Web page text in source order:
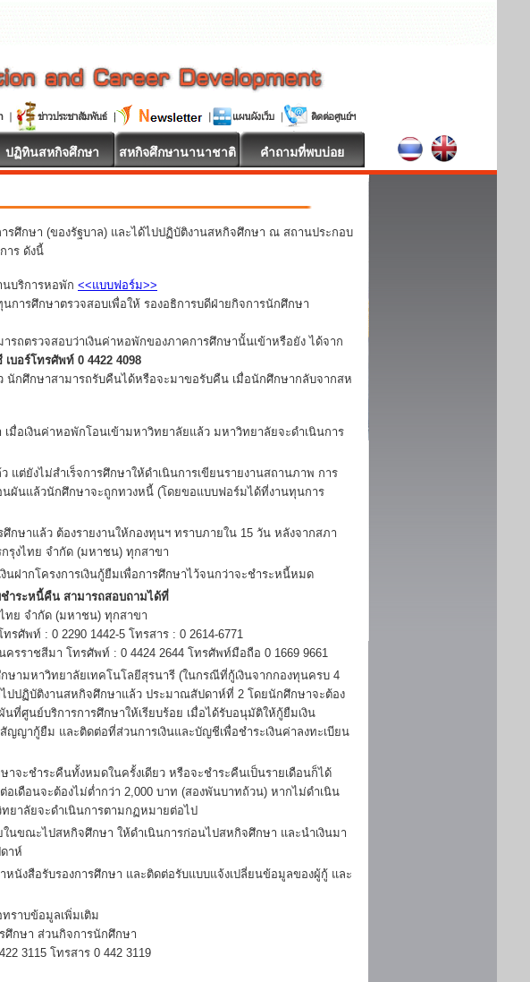
ปฏิทินสหกิจศึกษา สหกิจศึกษานานาชาติ คำถามที่พบบ่อย
ษา (ของรัฐบาล) และได้ไปปฏิบัติงานสหกิจศึกษา ณ สถานประกอบ
าร ดังนี้
บริการหอพัก <<แบบฟอร์ม>>
การศึกษาตรวจสอบเพื่อให้ รองอธิการบดีฝ่ายกิจการนักศึกษา
ถตรวจสอบว่าเงินค่าหอพักของภาคการศึกษานั้นเข้าหรือยัง ได้จาก
บอร์โทรศัพท์ 0 4422 4098
นักศึกษาสามารถรับคืนได้หรือจะมาขอรับคืน เมื่อนักศึกษากลับจากสห
งินค่าหอพักโอนเข้ามหาวิทยาลัยแล้ว มหาวิทยาลัยจะดำเนินการ
ไม่สำเร็จการศึกษาให้ดำเนินการเขียนรายงานสถานภาพ การ
ผันแล้วนักศึกษาจะถูกทวงหนี้ (โดยขอแบบฟอร์มได้ที่งานทุนการ
แล้ว ต้องรายงานให้กองทุนฯ ทราบภายใน 15 วัน หลังจากสภา
รุงไทย จำกัด (มหาชน) ทุกสาขา
โครงการเงินกู้ยืมเพื่อการศึกษาไว้จนกว่าจะชำระหนี้หมด
ชำระหนี้คืน สามารถสอบถามได้ที่
ทย จำกัด (มหาชน) ทุกสาขา
รศัพท์ : 0 2290 1442-5 โทรสาร : 0 2614-6771
รราชสีมา โทรศัพท์ : 0 4424 2644 โทรศัพท์มือถือ 0 1669 9661
หาวิทยาลัยเทคโนโลยีสุรนารี (ในกรณีที่กู้เงินจากกองทุนครบ 4
ปปฏิบัติงานสหกิจศึกษาแล้ว ประมาณสัปดาห์ที่ 2 โดยนักศึกษาจะต้อง
ที่ศูนย์บริการการศึกษาให้เรียบร้อย เมื่อได้รับอนุมัติให้กู้ยืมเงิน
ญากู้ยืม และติดต่อที่ส่วนการเงินและบัญชีเพื่อชำระเงินค่าลงทะเบียน
ำระคืนทั้งหมดในครั้งเดียว หรือจะชำระคืนเป็นรายเดือนก็ได้
เดือนจะต้องไม่ต่ำกว่า 2,000 บาท (สองพันบาทถ้วน) หากไม่ดำเนิน
ยาลัยจะดำเนินการตามกฏหมายต่อไป
ะไปสหกิจศึกษา ให้ดำเนินการก่อนไปสหกิจศึกษา และนำเงินมา
าห์
อรับรองการศึกษา และติดต่อรับแบบแจ้งเปลี่ยนข้อมูลของผู้กู้ และ
ราบข้อมูลเพิ่มเติม
ศึกษา ส่วนกิจการนักศึกษา
3115 โทรสาร 0 442 3119